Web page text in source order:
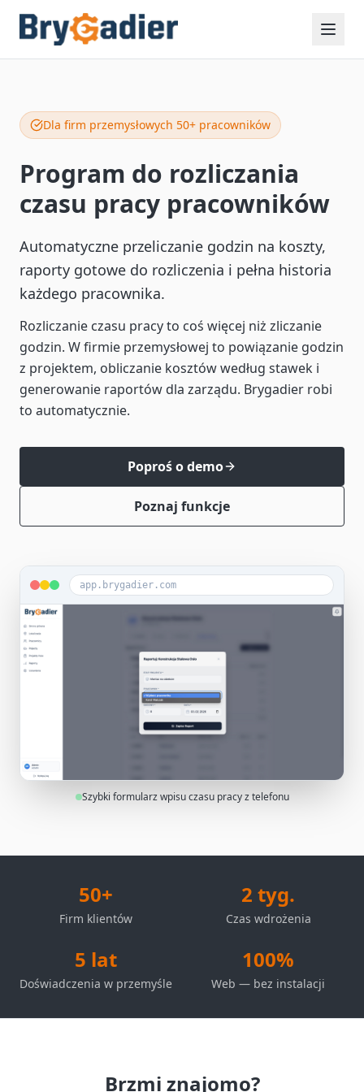
Dla firm przemysłowych 50+ pracowników
Program do rozliczania
czasu pracy pracowników
Automatyczne przeliczanie godzin na koszty,
raporty gotowe do rozliczenia i pełna historia
każdego pracownika.
Rozliczanie czasu pracy to coś więcej niż zliczanie
godzin. W firmie przemysłowej to powiązanie godzin
z projektem, obliczanie kosztów według stawek i
generowanie raportów dla zarządu. Brygadier robi
to automatycznie.
Poproś o demo
Poznaj funkcje
app.brygadier.com
Szybki formularz wpisu czasu pracy z telefonu
50+
Firm klientów
2 tyg.
Czas wdrożenia
5 lat
Doświadczenia w przemyśle
100%
Web — bez instalacji
Brzmi znajomo?